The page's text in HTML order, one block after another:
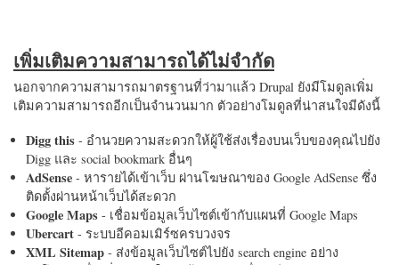
เพิ่มเติมความสามารถได้ไม่จำกัด
นอกจากความสามารถมาตรฐานที่ว่ามาแล้ว Drupal ยังมีโมดูลเพิ่ม
เติมความสามารถอีกเป็นจำนวนมาก ตัวอย่างโมดูลที่น่าสนใจมีดังนี้
Digg this - อำนวยความสะดวกให้ผู้ใช้ส่งเรื่องบนเว็บของคุณไปยัง
Digg และ social bookmark อื่นๆ
AdSense - หารายได้เข้าเว็บ ผ่านโฆษณาของ Google AdSense ซึ่ง
ติดตั้งผ่านหน้าเว็บได้สะดวก
Google Maps - เชื่อมข้อมูลเว็บไซต์เข้ากับแผนที่ Google Maps
Ubercart - ระบบอีคอมเมิร์ซครบวงจร
XML Sitemap - ส่งข้อมูลเว็บไซต์ไปยัง search engine อย่าง